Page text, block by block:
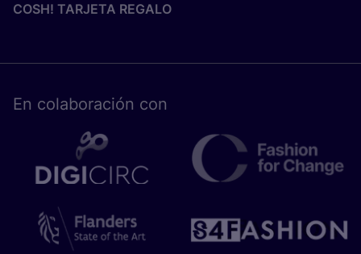
COSH! TARJETA REGALO
En cola­bo­ra­ción con